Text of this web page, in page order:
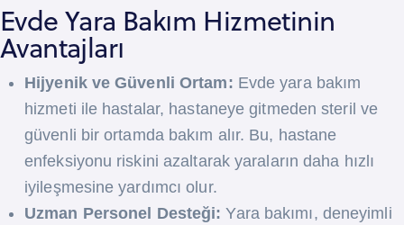
Evde Yara Bakım Hizmetinin
Avantajları
Hijyenik ve Güvenli Ortam: Evde yara bakım
hizmeti ile hastalar, hastaneye gitmeden steril ve
güvenli bir ortamda bakım alır. Bu, hastane
enfeksiyonu riskini azaltarak yaraların daha hızlı
iyileşmesine yardımcı olur.
Uzman Personel Desteği: Yara bakımı, deneyimli